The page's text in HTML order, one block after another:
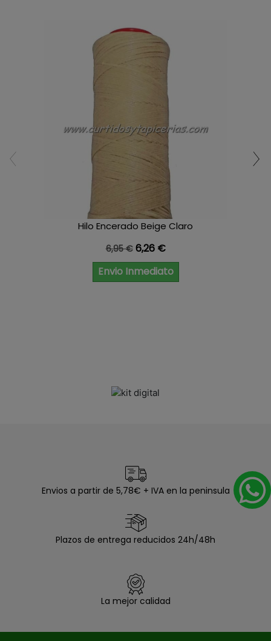
Hilo Encerado Beige Claro
Precio base
6,95 € Precio
6,26 €
Envio Inmediato
Envios a partir de 5,78€ + IVA en la peninsula
Plazos de entrega reducidos 24h/48h
La mejor calidad